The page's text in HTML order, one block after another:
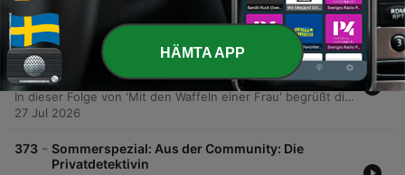
In dieser Folge der 'Community Edition' interviewt das Barbaradio-Team Silja Steinberg, eine Wirtin des Hofbräu-Festzelts. Das Gespräch beleuchtet die logistischen Herausforderungen beim Aufbau der Wiesn-Zelte, den intensiven Alltag hinter den Kulissen sowie ihre persönlichen Wurzeln in einer Gastronomenfamilie. Darüber hinaus gibt es Einblicke in die Vorbereitung auf die Saison, den Umgang mit internationalen Gästen und die besondere Atmosphäre im Zelt. Die Moderatorinnen testen zudem ihr Gehör bei einem interaktiven Spiel mit bayerischen Bestellungen.
03 Aug 2026
374 - Sommerspezial: Aus der Community: Die
Traumdeuterin
In dieser Folge von 'Mit den Waffeln einer Frau' begrüßt die Moderatorin Barbara die Traumdeuterin Claudia Teubner. Das Gespräch beleuchtet Claudias Weg zur Traumdeutung nach einem Burnout sowie die Bedeutung von Träumen als Wegweiser für das Unbewusste und die persönliche Entwicklung. Die Sprecherinnen diskutieren die individuelle Symbolik von Träumen, die durch ein Traumtagebuch festgehalten werden können, und erläutern, dass man der beste Deutender seiner eigenen Träume ist. Zudem werden komplexe Themen wie Träume über Gewalt und Sexualität sowie deren psychologische Bedeutung für den Prozess der Selbstreflexion besprochen.
27 Jul 2026
373 - Sommerspezial: Aus der Community: Die
Privatdetektivin
HÄMTA APP